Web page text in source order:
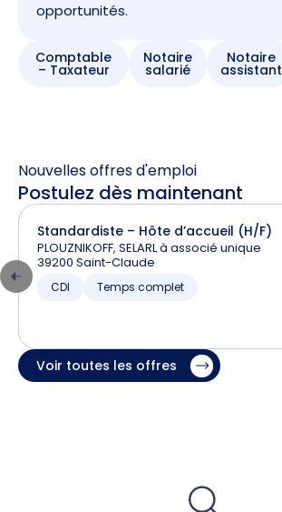
opportunités.
Comptable
– Taxateur
Notaire
salarié
Notaire
assistant
Nouvelles offres d'emploi
Postulez dès maintenant
Standardiste – Hôte d’accueil (H/F)
PLOUZNIKOFF, SELARL à associé unique
39200 Saint-Claude
CDI Temps complet
Voir toutes les offres